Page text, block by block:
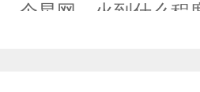
个星网。火到什么程